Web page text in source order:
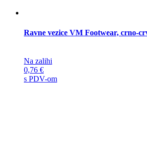
Ravne vezice VM Footwear, crno-
Na zalihi
0,76 €
s PDV-om